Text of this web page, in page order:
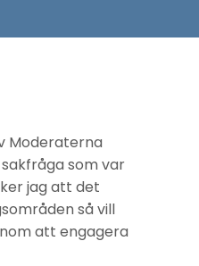
Moderaterna
som var
jag att det
så vill
att engagera